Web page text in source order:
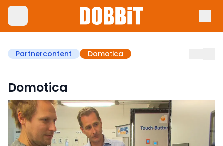
Partnercontent Domotica
Domotica